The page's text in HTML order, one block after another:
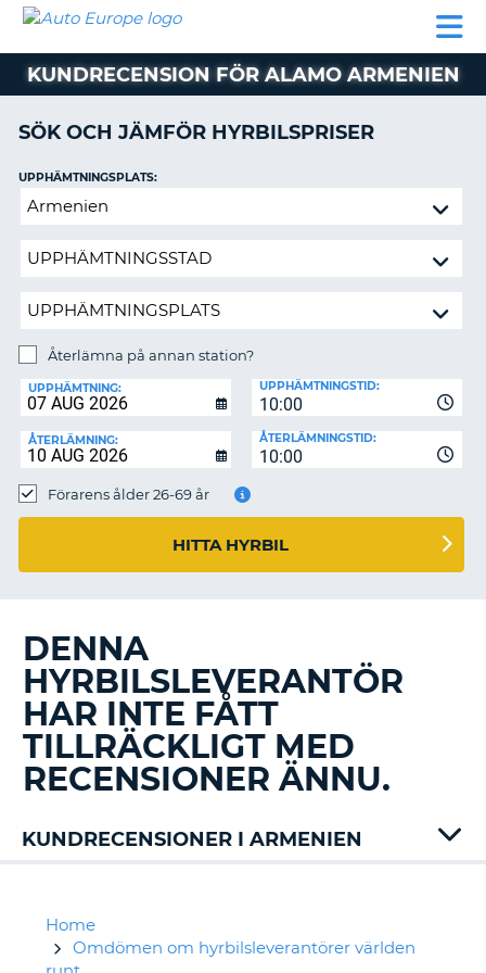
HYRBIL
HYRA
PARTNER
AUTO
EUROPE
HYRBIL
HYRA
HUSBIL
MIN
MEDLEMSINFORMATION
ADMINISTRERA
BOKNING
SVERIGE
KUNDRECENSION FÖR ALAMO ARMENIEN
SÖK OCH JÄMFÖR HYRBILSPRISER
Återlämna
annan
UPPHÄMTNINGSPLATS:
Återlämna på annan station?
UPPHÄMTNING:
10:00
UPPHÄMTNINGSTID:
ÅTERLÄMNING:
10:00
ÅTERLÄMNINGSTID:
Förarens ålder 26-69 år
HITTA HYRBIL
DENNA
HYRBILSLEVERANTÖR
HAR INTE FÅTT
TILLRÄCKLIGT MED
RECENSIONER ÄNNU.
KUNDRECENSIONER I ARMENIEN
Home
Omdömen om hyrbilsleverantörer världen